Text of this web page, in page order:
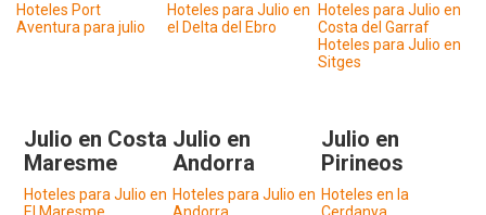
Hoteles Port
Aventura para julio
Hoteles para Julio en
el Delta del Ebro
Hoteles para Julio en
Costa del Garraf
Hoteles para Julio en
Sitges
Julio en Costa
Maresme
Julio en
Andorra
Julio en
Pirineos
Hoteles para Julio en Hoteles para Julio en Hoteles en la